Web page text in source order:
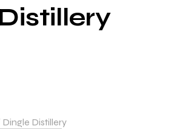
Dingle Distillery